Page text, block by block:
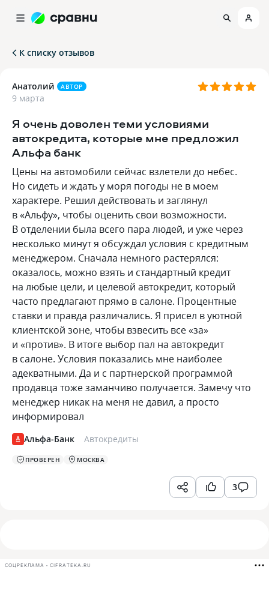
К списку отзывов
Анатолий АВТОР
9 марта
Я очень доволен теми условиями
автокредита, которые мне предложил
Альфа банк
Цены на автомобили сейчас взлетели до небес.
Но сидеть и ждать у моря погоды не в моем
характере. Решил действовать и заглянул
в «Альфу», чтобы оценить свои возможности.
В отделении была всего пара людей, и уже через
несколько минут я обсуждал условия с кредитным
менеджером. Сначала немного растерялся:
оказалось, можно взять и стандартный кредит
на любые цели, и целевой автокредит, который
часто предлагают прямо в салоне. Процентные
ставки и правда различались. Я присел в уютной
клиентской зоне, чтобы взвесить все «за»
и «против». В итоге выбор пал на автокредит
в салоне. Условия показались мне наиболее
адекватными. Да и с партнерской программой
продавца тоже заманчиво получается. Замечу что
менеджер никак на меня не давил, а просто
информировал
Альфа-Банк Автокредиты
ПРОВЕРЕН МОСКВА
3
СОЦРЕКЛАМА • CIFRATEKA.RU